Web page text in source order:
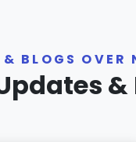
BLOGS OVER
&